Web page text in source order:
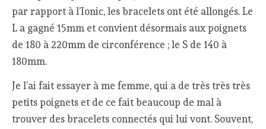
par rapport à l’Ionic, les bracelets ont été allongés. Le
L a gagné 15mm et convient désormais aux poignets
de 180 à 220mm de circonférence ; le S de 140 à
180mm.
Je l’ai fait essayer à me femme, qui a de très très très
petits poignets et de ce fait beaucoup de mal à
trouver des bracelets connectés qui lui vont. Souvent,